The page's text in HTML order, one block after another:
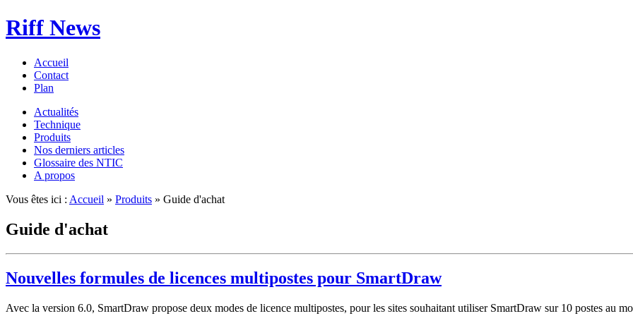
Riff News
Accueil
Contact
Plan
Actualités
Technique
Produits
Nos derniers articles
Glossaire des NTIC
A propos
Vous êtes ici : Accueil » Produits » Guide d'achat
Guide d'achat
Nouvelles formules de licences multipostes pour SmartDraw
Avec la version 6.0, SmartDraw propose deux modes de licence multipostes, pour les sites souhaitant utiliser SmartDraw sur 10 postes au